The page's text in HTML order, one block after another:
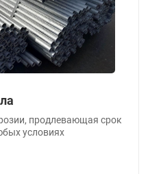
продлевающая срок
условиях